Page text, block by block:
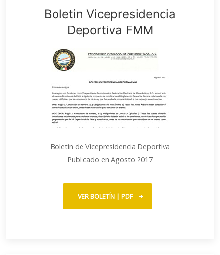
Boletin Vicepresidencia
Deportiva FMM
Boletín de Vicepresidencia Deportiva
Publicado en Agosto 2017
VER BOLETÍN | PDF